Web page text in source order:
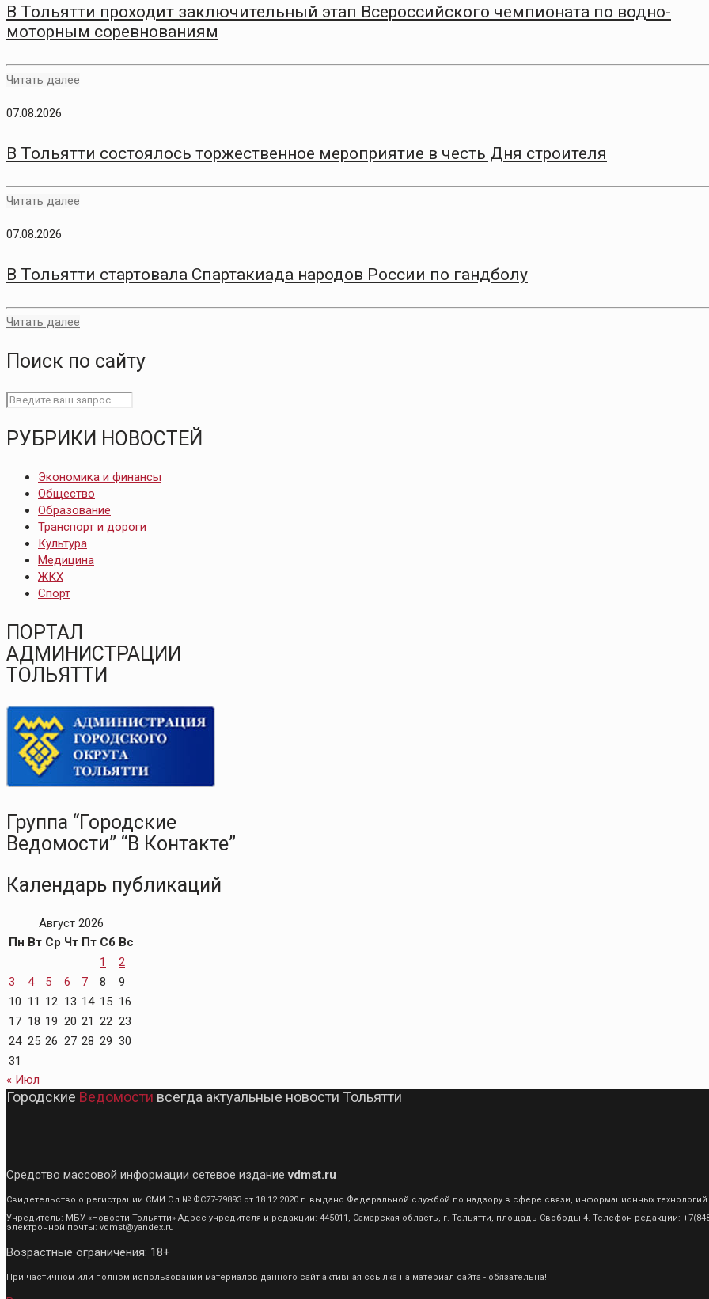
В Тольятти проходит заключительный этап Всероссийского чемпионата по водно-
моторным соревнованиям
Читать далее
07.08.2026
В Тольятти состоялось торжественное мероприятие в честь Дня строителя
Читать далее
07.08.2026
В Тольятти стартовала Спартакиада народов России по гандболу
Читать далее
Поиск по сайту
РУБРИКИ НОВОСТЕЙ
Экономика и финансы
Общество
Образование
Транспорт и дороги
Культура
Медицина
ЖКХ
Спорт
ПОРТАЛ
АДМИНИСТРАЦИИ
ТОЛЬЯТТИ
Группа “Городские
Ведомости” “В Контакте”
Календарь публикаций
Август 2026
Пн Вт Ср Чт Пт Сб Вс
1
2
3
4 5 6 7 8
9
10 11 12 13 14 15 16
17 18 19 20 21 22 23
24 25 26 27 28 29 30
31
« Июл
Городские Ведомости всегда актуальные новости Тольятти
Средство массовой информации сетевое изданиеvdmst.ru
Свидетельство о регистрации СМИ Эл № ФС77-79893 от 18.12.2020 г. выдано Федеральной службой по надзору в сфере связи, информационных
Учредитель: МБУ «Новости Тольятти» Адрес учредителя и редакции: 445011, Самарская область, г. Тольятти, площадь Свободы 4. Телефон редакции:
электронной почты: vdmst@yandex.ru
Возрастные ограничения: 18+
При частичном или полном использовании материалов данного сайт активная ссылка на материал сайта - обязательна!